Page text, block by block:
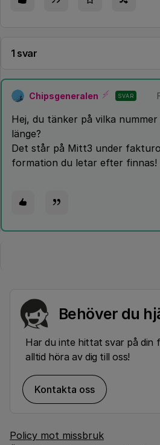
1 svar
Chipsgeneralen SVAR
Hej, du tänker på vilka
länge?
Det står på Mitt3 under
formation du letar efter finnas!
Behöver du
Har du inte hittat svar på din
alltid höra av dig till oss!
Kontakta oss
Policy mot missbruk